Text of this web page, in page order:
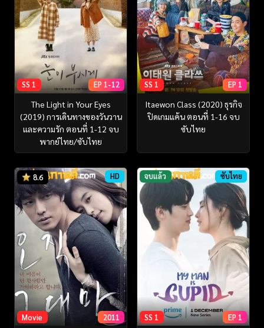
SS 1 EP 1-12
The Light in Your Eyes
(2019) การเดินทางของวันวาน
และความรัก ตอนที่ 1-12 จบ
พากย์ไทย/ซับไทย
SS 1 EP 1
Itaewon Class (2020) ธุรกิจ
ปิดเกมแค้น ตอนที่ 1-16 จบ
ซับไทย
8.6 HD
Movie 2011
จบแล้ว ซับไทย
SS 1 EP 1